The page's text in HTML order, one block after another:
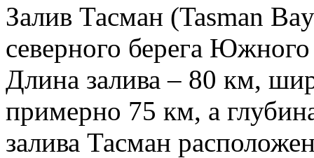
Залив Тасман (Tasman
северного берега
Длина залива – 80 км,
примерно 75 км, а
залива Тасман